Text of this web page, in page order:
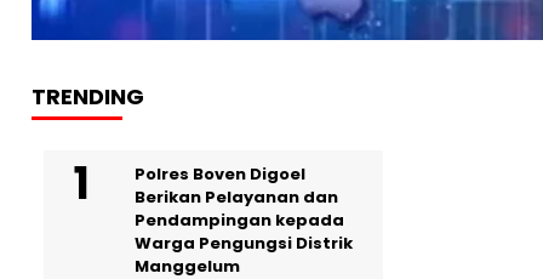
TRENDING
Polres Boven Digoel
Berikan Pelayanan dan
Pendampingan kepada
Warga Pengungsi Distrik
Manggelum